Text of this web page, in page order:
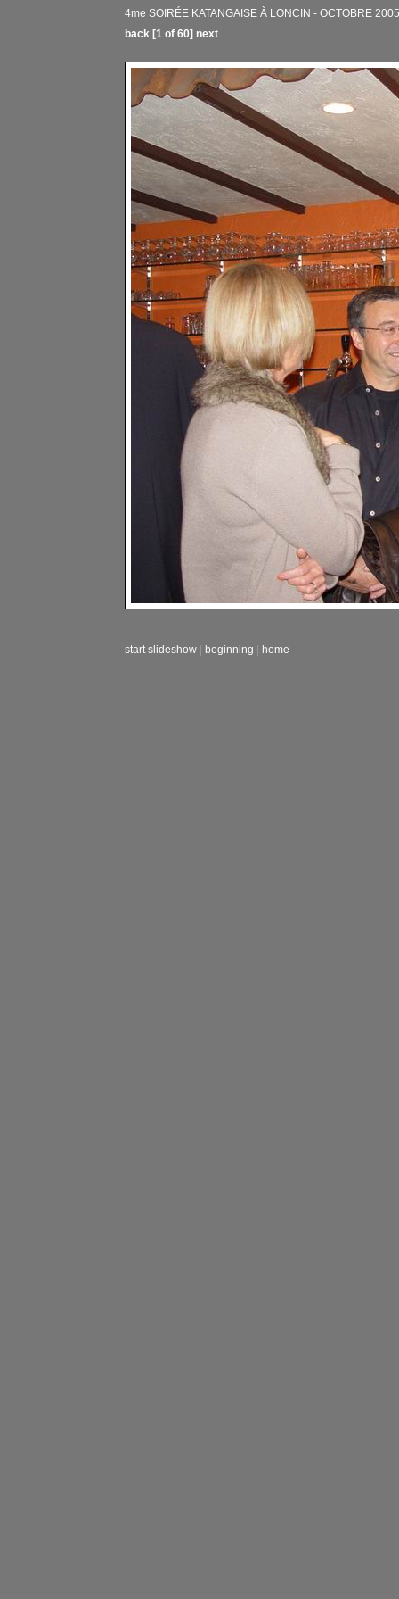
4me SOIRÉE KATANGAISE À LONCIN - OCTOBRE
back [1 of 60] next
start slideshow beginning home